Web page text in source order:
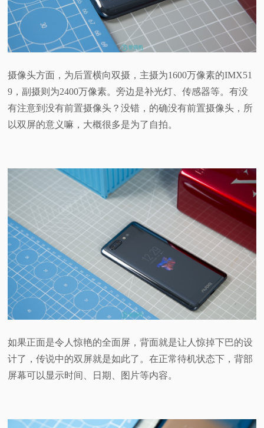
摄像头方面，为后置横向双摄，主摄为1600万像素的IMX51
9，副摄则为2400万像素。旁边是补光灯、传感器等。有没
有注意到没有前置摄像头？没错，的确没有前置摄像头，所
以双屏的意义嘛，大概很多是为了自拍。
如果正面是令人惊艳的全面屏，背面就是让人惊掉下巴的设
计了，传说中的双屏就是如此了。在正常待机状态下，背部
屏幕可以显示时间、日期、图片等内容。